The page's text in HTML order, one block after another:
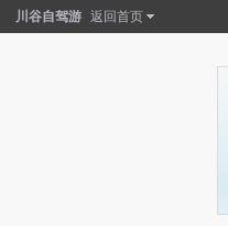
川谷自驾游 返回首页